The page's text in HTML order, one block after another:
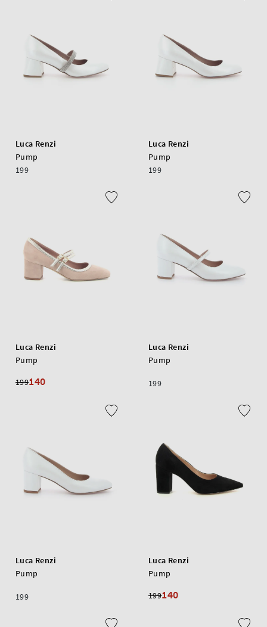
Luca Renzi
Pump
199
Luca Renzi
Pump
199
Luca Renzi
Pump
199140
Luca Renzi
Pump
199
Luca Renzi
Pump
199
Luca Renzi
Pump
199140